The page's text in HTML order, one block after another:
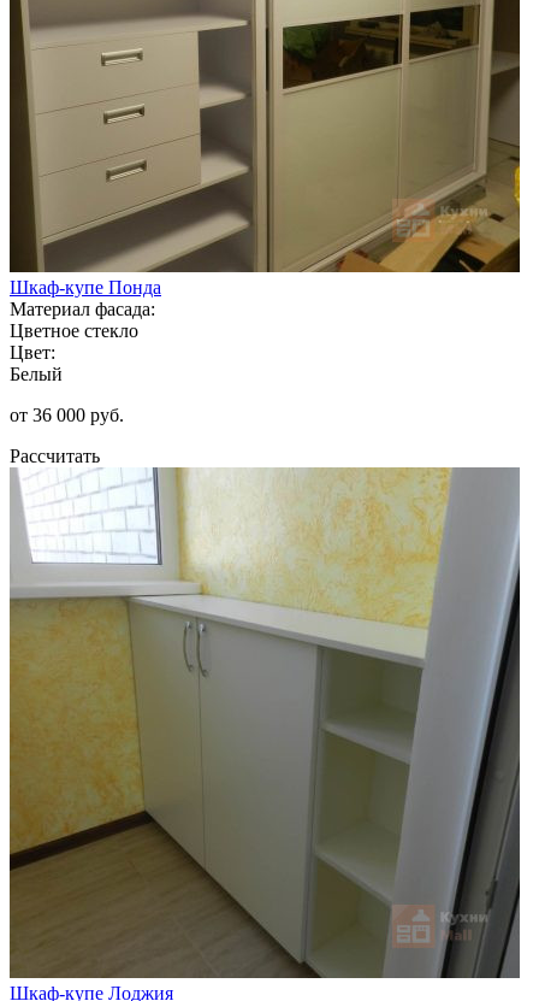
Шкаф-купе Понда
Материал фасада:
Цветное стекло
Цвет:
Белый
от 36 000 руб.
Рассчитать
Шкаф-купе Лоджия